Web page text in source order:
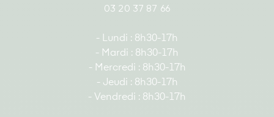
03 20 37 87 66
- Lundi : 8h30-17h
- Mardi : 8h30-17h
- Mercredi : 8h30-17h
- Jeudi : 8h30-17h
- Vendredi : 8h30-17h